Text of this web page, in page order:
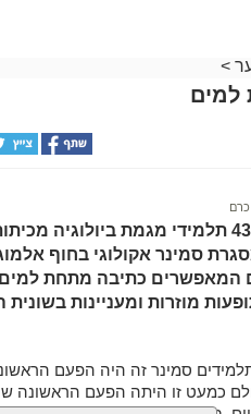
>
למים
כרם
בשבוע שעבר, 43 תלמידי מגמת
סמינר אקולוגי בחוף
המאפשרים כתיבה מתחת
מוזרות ומעניינות
סמינר זה היה הפעם
כמעט זו היתה הפעם הראשונה